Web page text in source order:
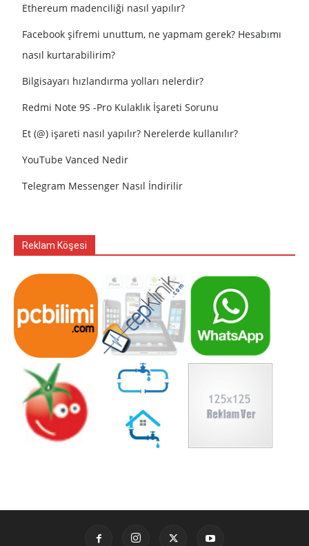
Ethereum madenciliği nasıl yapılır?
Facebook şifremi unuttum, ne yapmam gerek? Hesabımı
nasıl kurtarabilirim?
Bilgisayarı hızlandırma yolları nelerdir?
Redmi Note 9S -Pro Kulaklık İşareti Sorunu
Et (@) işareti nasıl yapılır? Nerelerde kullanılır?
YouTube Vanced Nedir
Telegram Messenger Nasıl İndirilir
Reklam Köşesi